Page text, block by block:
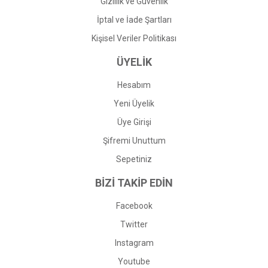
İptal ve İade Şartları
Kişisel Veriler Politikası
ÜYELİK
Hesabım
Yeni Üyelik
Üye Girişi
Şifremi Unuttum
Sepetiniz
BİZİ TAKİP EDİN
Facebook
Twitter
Instagram
Youtube